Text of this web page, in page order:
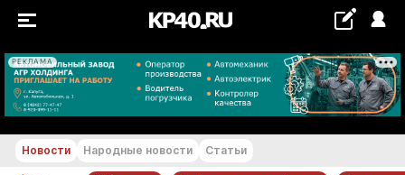
РЕКЛАМА
+22...+23 °С
Новости Народные новости Статьи